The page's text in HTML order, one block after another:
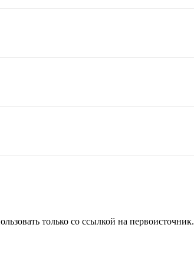
только со ссылкой на первоисточник.